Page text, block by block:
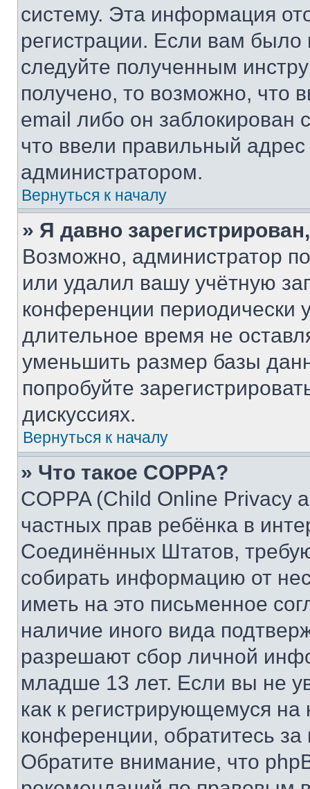
систему. Эта информация
регистрации. Если вам
следуйте полученным
получено, то возможно, что
email либо он
что ввели правильный адрес
администратором.
Вернуться к началу
» Я давно
Возможно, администратор
или удалил вашу учётную
конференции периодически
длительное время не
уменьшить размер базы
попробуйте
дискуссиях.
Вернуться к началу
» Что такое COPPA?
COPPA (Child Online Privacy
частных прав ребёнка в
Соединённых Штатов,
собирать информацию от
иметь на это письменное
наличие иного вида
разрешают сбор личной
младше 13 лет. Если вы не
как к регистрирующемуся
конференции, обратитесь
Обратите внимание, что